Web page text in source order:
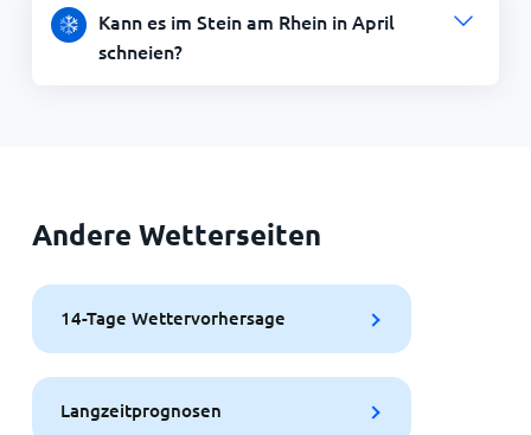
Kann es im Stein am Rhein in April
schneien?
Andere Wetterseiten
14-Tage Wettervorhersage
Langzeitprognosen